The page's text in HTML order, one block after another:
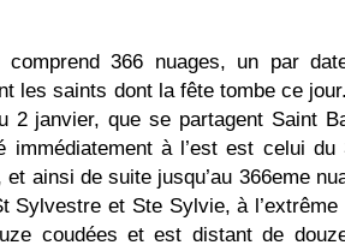
comprend 366 nuages, un par
les saints dont la fête tombe ce
2 janvier, que se partagent Saint
immédiatement à l’est est celui
et ainsi de suite jusqu’au 366eme
Sylvestre et Ste Sylvie, à
coudées et est distant de